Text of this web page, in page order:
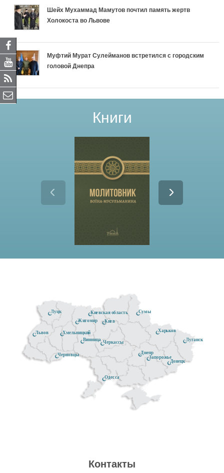
Шейх Мухаммад Мамутов почтил память жертв
Холокоста во Львове
Муфтий Мурат Сулейманов встретился с городским
головой Днепра
Книги
Черкассы
Черновцы
Сумы
Луганск
Одесса
Донецк
Киев
Днепр
Киевская область
Запорожье
Житомир
Винница
Хмельницкий
Луцк
Львов Харьков
Контакты